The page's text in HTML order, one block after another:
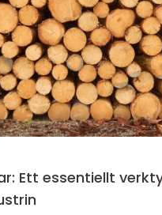
Ett essentiellt